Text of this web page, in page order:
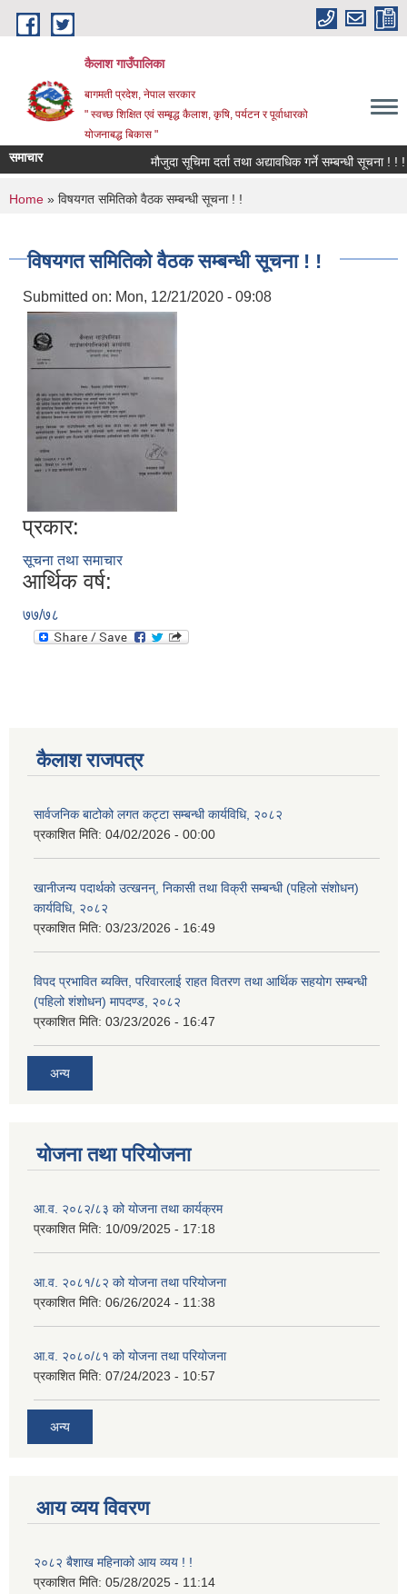
Skip to main content
कैलाश गाउँपालिका
बागमती प्रदेश, नेपाल सरकार
" स्वच्छ शिक्षित एवं सम्बृद्ध कैलाश, कृषि, पर्यटन र पूर्वाधारको
योजनाबद्ध बिकास "
समाचार मौजुदा सूचिमा दर्ता तथा अद्यावधिक गर्ने सम्बन्धी सूचना ! ! !
You are here
Home » विषयगत समितिको वैठक सम्बन्धी सूचना ! !
विषयगत समितिको वैठक सम्बन्धी सूचना ! !
Submitted on: Mon, 12/21/2020 - 09:08
प्रकार:
सूचना तथा समाचार
आर्थिक वर्ष:
७७/७८
कैलाश राजपत्र
सार्वजनिक बाटोको लगत कट्टा सम्बन्धी कार्यविधि, २०८२
प्रकाशित मिति: 04/02/2026 - 00:00
खानीजन्य पदार्थको उत्खनन्, निकासी तथा विक्री सम्बन्धी (पहिलो संशोधन)
कार्यविधि, २०८२
प्रकाशित मिति: 03/23/2026 - 16:49
विपद प्रभावित ब्यक्ति, परिवारलाई राहत वितरण तथा आर्थिक सहयोग सम्बन्धी
(पहिलो शंशोधन) मापदण्ड, २०८२
प्रकाशित मिति: 03/23/2026 - 16:47
अन्य
योजना तथा परियोजना
आ.व. २०८२/८३ को योजना तथा कार्यक्रम
प्रकाशित मिति: 10/09/2025 - 17:18
आ.व. २०८१/८२ को योजना तथा परियोजना
प्रकाशित मिति: 06/26/2024 - 11:38
आ.व. २०८०/८१ को योजना तथा परियोजना
प्रकाशित मिति: 07/24/2023 - 10:57
अन्य
आय व्यय विवरण
२०८२ बैशाख महिनाको आय व्यय ! !
प्रकाशित मिति: 05/28/2025 - 11:14